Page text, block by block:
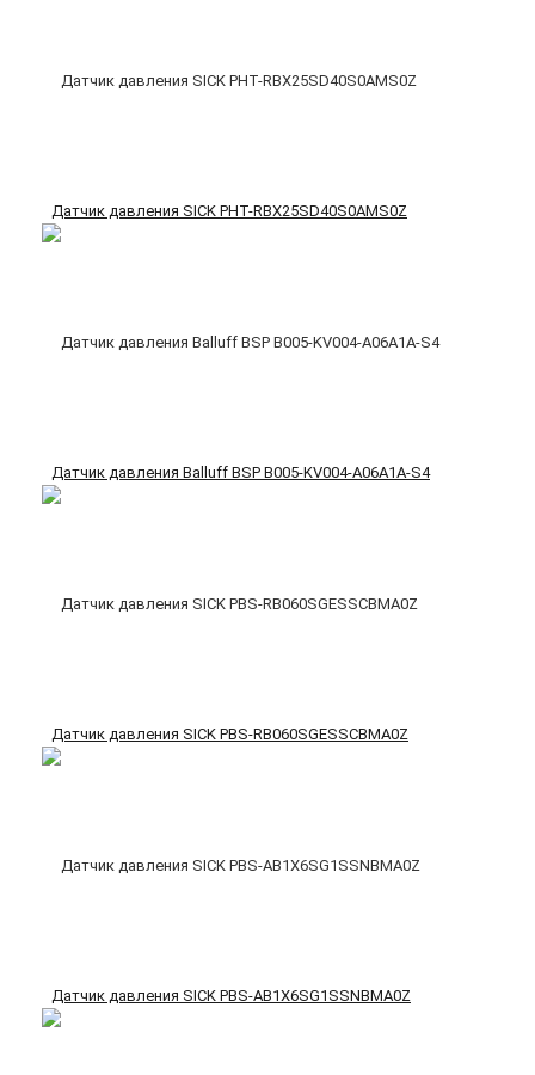
Датчик давления SICK PHT-RBX25SD40S0AMS0Z
Датчик давления Balluff BSP B005-KV004-A06A1A-S4
Датчик давления SICK PBS-RB060SGESSCBMA0Z
Датчик давления SICK PBS-AB1X6SG1SSNBMA0Z